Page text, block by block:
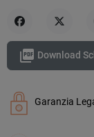
 Download
Garanzia